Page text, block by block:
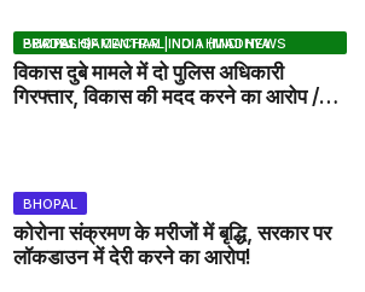
BHOPAL SAMACHAR | NO 1 HINDI NEWS PORTAL OF CENTRAL INDIA (MADHYA PRADESH)
विकास दुबे मामले में दो पुलिस अधिकारी
गिरफ्तार, विकास की मदद करने का आरोप /
BHOPAL
कोरोना संक्रमण के मरीजों में बृद्धि, सरकार पर
लॉकडाउन में देरी करने का आरोप!